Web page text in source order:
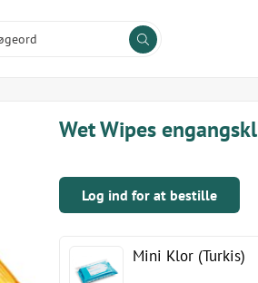
Wet Wipes
Log ind for at bestille
Mini Klor (Turkis)